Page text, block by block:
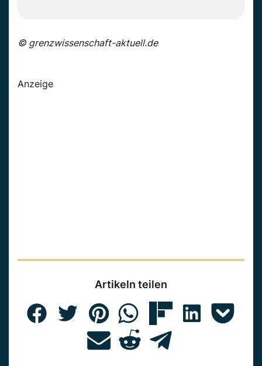
© grenzwissenschaft-aktuell.de
Anzeige
Artikeln teilen